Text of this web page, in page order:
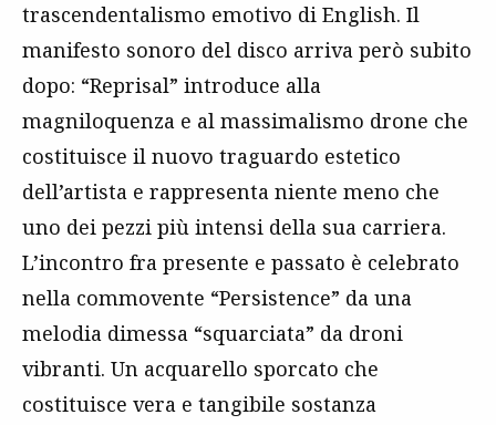
trascendentalismo emotivo di English. Il
manifesto sonoro del disco arriva però subito
dopo: “Reprisal” introduce alla
magniloquenza e al massimalismo drone che
costituisce il nuovo traguardo estetico
dell’artista e rappresenta niente meno che
uno dei pezzi più intensi della sua carriera.
L’incontro fra presente e passato è celebrato
nella commovente “Persistence” da una
melodia dimessa “squarciata” da droni
vibranti. Un acquarello sporcato che
costituisce vera e tangibile sostanza